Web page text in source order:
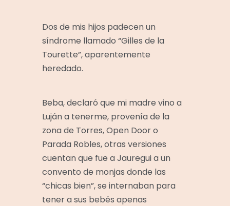
Dos de mis hijos padecen un
síndrome llamado “Gilles de la
Tourette”, aparentemente
heredado.
Beba, declaró que mi madre vino a
Luján a tenerme, provenía de la
zona de Torres, Open Door o
Parada Robles, otras versiones
cuentan que fue a Jauregui a un
convento de monjas donde las
“chicas bien”, se internaban para
tener a sus bebés apenas